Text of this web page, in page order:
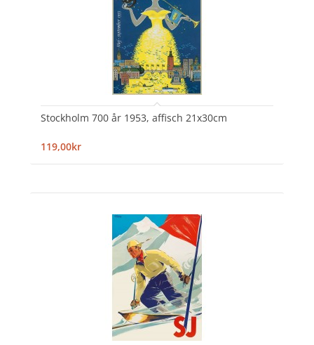
Stockholm 700 år 1953, affisch 21x30cm
119,00kr